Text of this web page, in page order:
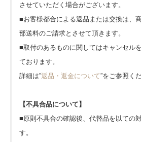
させていただく場合がございます。
■お客様都合による返品または交換は、
部送料のご請求とさせて頂きます。
■取付のあるものに関してはキャンセル
ております。
詳細は”返品・返金について”をご参照く
【不具合品について】
■原則不具合の確認後、代替品を以ての
す。